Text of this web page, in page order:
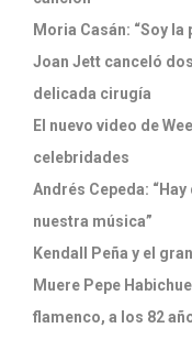
Moria Casán: “Soy la
Joan Jett canceló
delicada cirugía
El nuevo video de
celebridades
Andrés Cepeda:
nuestra música”
Kendall Peña y el
Muere Pepe
flamenco, a los 82